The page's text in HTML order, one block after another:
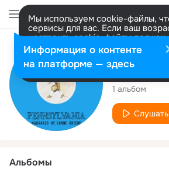
Мы используем cookie-файлы,
сервисы для вас. Если ваш
настроить cookie-файлы
представитель. Больше
Разрешить все Настроить
Lorne
1 альбом
Слушать
Альбомы
Информация о контенте
на платформе — здесь